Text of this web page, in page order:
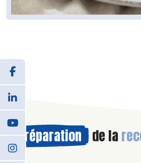
Préparation de la